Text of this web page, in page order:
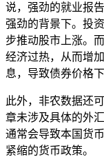
说，强劲的就业报
强劲的背景下。投
步推动股市上涨。
经济过热，从而增
息，导致债券价格下
此外，非农数据还
章未涉及具体的外
通常会导致本国货
紧缩的货币政策。